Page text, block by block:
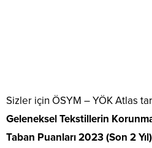
Sizler için ÖSYM – YÖK Atlas
Geleneksel Tekstillerin
Taban Puanları 2023 (Son 2